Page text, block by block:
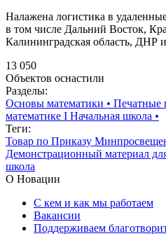
Налажена логистика в
в том числе Дальний Восток,
Калининградская область, ДНР
13 050
Объектов оснастили
Разделы:
Основы математики • Печатные
математике I Начальная школа •
Теги:
Товар по Приказу
Демонстрационный материал
школа
О Новации
С кем и как мы работаем
Вакансии
Поддерживаем